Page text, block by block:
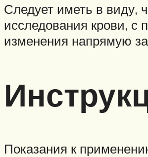
Следует иметь в виду,
исследования крови,
изменения напрямую
Показания к